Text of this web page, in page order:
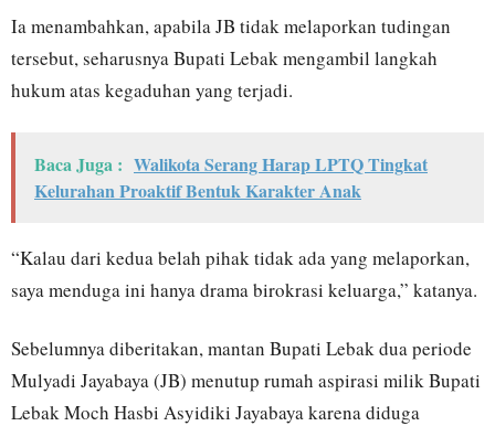
Ia menambahkan, apabila JB tidak melaporkan tudingan
tersebut, seharusnya Bupati Lebak mengambil langkah
hukum atas kegaduhan yang terjadi.
Baca Juga : Walikota Serang Harap LPTQ Tingkat
Kelurahan Proaktif Bentuk Karakter Anak
“Kalau dari kedua belah pihak tidak ada yang melaporkan,
saya menduga ini hanya drama birokrasi keluarga,” katanya.
Sebelumnya diberitakan, mantan Bupati Lebak dua periode
Mulyadi Jayabaya (JB) menutup rumah aspirasi milik Bupati
Lebak Moch Hasbi Asyidiki Jayabaya karena diduga